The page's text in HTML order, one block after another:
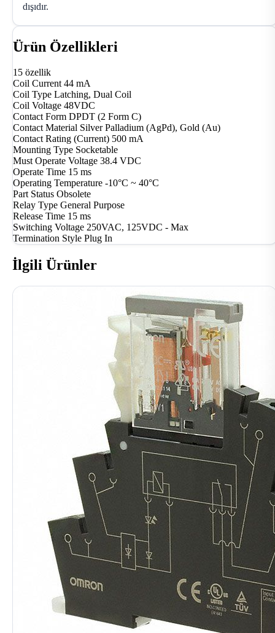
dışıdır.
Ürün Özellikleri
15 özellik
Coil Current 44 mA
Coil Type Latching, Dual Coil
Coil Voltage 48VDC
Contact Form DPDT (2 Form C)
Contact Material Silver Palladium (AgPd), Gold (Au)
Contact Rating (Current) 500 mA
Mounting Type Socketable
Must Operate Voltage 38.4 VDC
Operate Time 15 ms
Operating Temperature -10°C ~ 40°C
Part Status Obsolete
Relay Type General Purpose
Release Time 15 ms
Switching Voltage 250VAC, 125VDC - Max
Termination Style Plug In
İlgili Ürünler